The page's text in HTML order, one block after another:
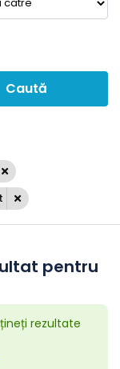
Caută
pentru
rezultate